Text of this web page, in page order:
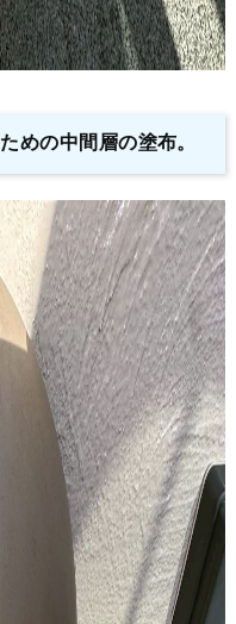
めの中間層の塗布。